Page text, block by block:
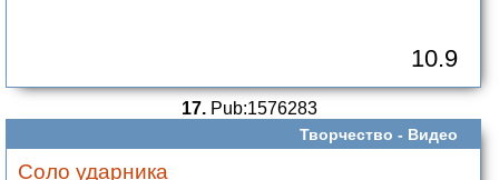
10.9
17. Pub:1576283
Творчество - Видео
Соло ударника